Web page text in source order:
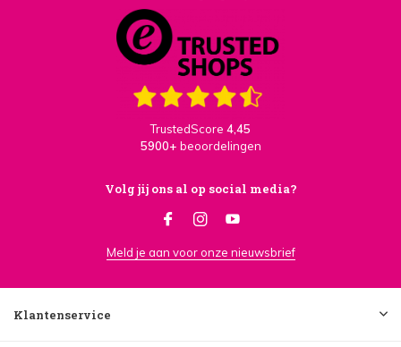
TrustedScore 4,45
5900+ beoordelingen
Volg jij ons al op social media?
Meld je aan voor onze nieuwsbrief
Klantenservice